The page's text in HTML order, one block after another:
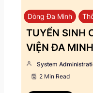
Dòng Đa Minh
TUYỂN SINH
VIỆN ĐA
System
2 Min Read